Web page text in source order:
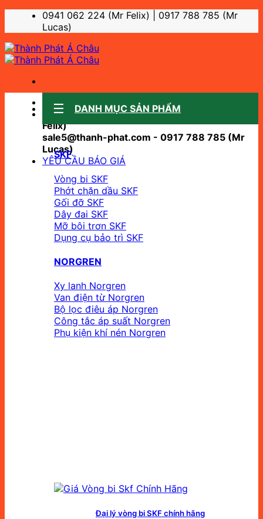
dung
0941 062 224 (Mr Felix) | 0917 788 785 (Mr
Lucas)
Sale support:
sale10@thanh-phat.com - 0941 062 224 (Mr
Felix)
sale5@thanh-phat.com - 0917 788 785 (Mr
Lucas)
YÊU CẦU BÁO GIÁ
DANH MỤC SẢN PHẨM
SKF
Vòng bi SKF
Phớt chặn dầu SKF
Gối đỡ SKF
Dây đai SKF
Mỡ bôi trơn SKF
Dụng cụ bảo trì SKF
NORGREN
Xy lanh Norgren
Van điện từ Norgren
Bộ lọc điêu áp Norgren
Công tắc áp suất Norgren
Phụ kiện khí nén Norgren
Đại lý vòng bi SKF chính hãng